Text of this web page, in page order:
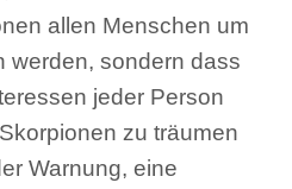
allen Menschen um
werden, sondern dass
jeder Person
zu träumen
Warnung, eine